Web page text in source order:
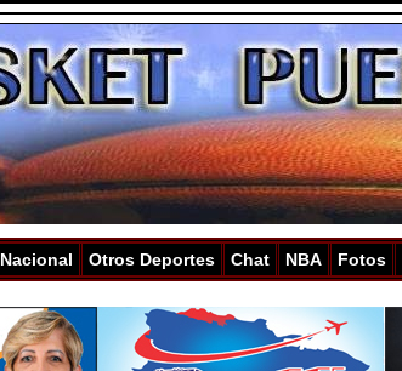
Nacional Otros Deportes Chat NBA Fotos